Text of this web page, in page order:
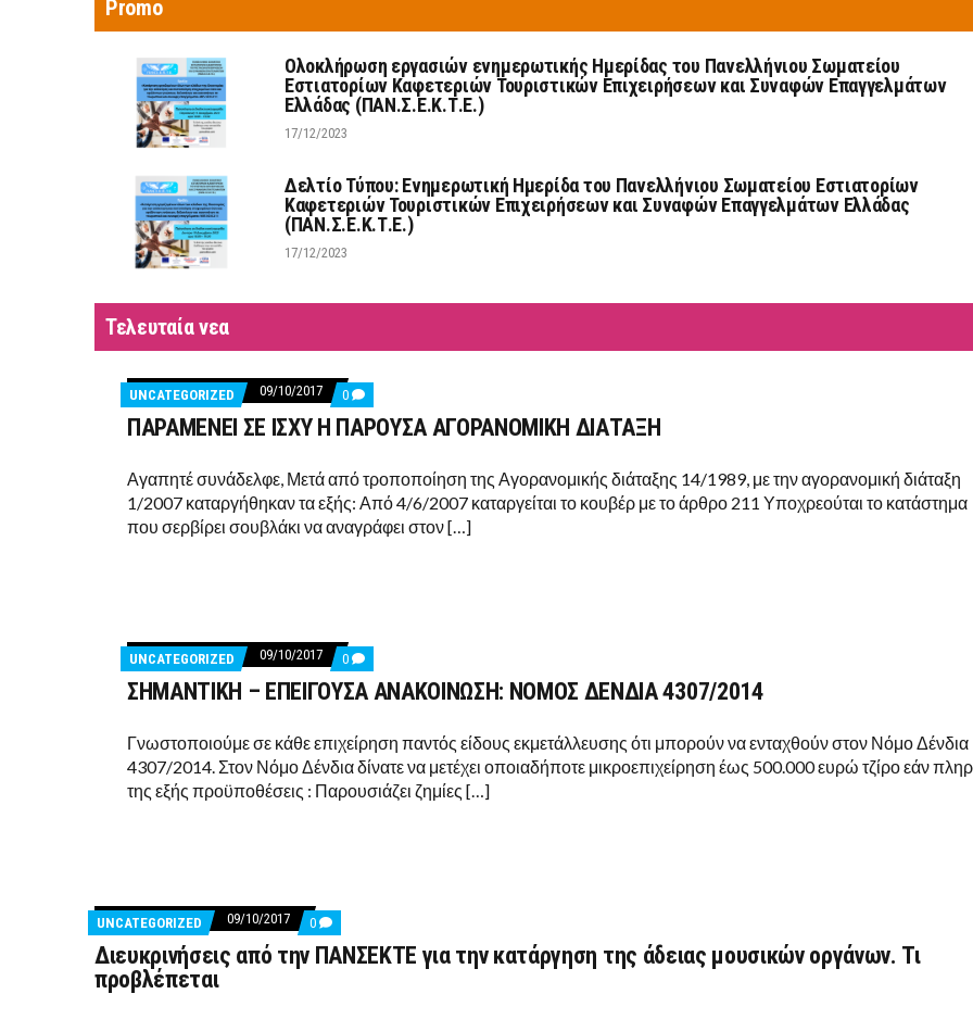
Promo
17/12/2023
Ολοκλήρωση εργασιών ενημερωτικής Ημερίδας του Πανελλήνιου Σωματείου
Εστιατορίων Καφετεριών Τουριστικών Επιχειρήσεων και Συναφών Επαγγελμάτων
Ελλάδας (ΠΑΝ.Σ.Ε.Κ.Τ.Ε.)
17/12/2023
Δελτίο Τύπου: Ενημερωτική Ημερίδα του Πανελλήνιου Σωματείου Εστιατορίων
Καφετεριών Τουριστικών Επιχειρήσεων και Συναφών Επαγγελμάτων Ελλάδας
(ΠΑΝ.Σ.Ε.Κ.Τ.Ε.)
Τελευταία νεα
UNCATEGORIZED 09/10/2017 0 COMMENTS
ON
ΠΑΡΑΜΕΝΕΙ
Η
ΠΑΡΟΥΣΑ
ΑΓΟΡΑΝΟΜΙΚΗ
ΔΙΑΤΑΞΗ
ΠΑΡΑΜΕΝΕΙ ΣΕ ΙΣΧΥ Η ΠΑΡΟΥΣΑ ΑΓΟΡΑΝΟΜΙΚΗ ΔΙΑΤΑΞΗ
Αγαπητέ συνάδελφε, Μετά από τροποποίηση της Αγορανομικής διάταξης 14/1989, με την αγορανομική διάταξη
1/2007 καταργήθηκαν τα εξής: Από 4/6/2007 καταργείται το κουβέρ με το άρθρο 211 Υποχρεούται το κατάστημα
που σερβίρει σουβλάκι να αναγράφει στον […]
UNCATEGORIZED 09/10/2017 0 COMMENTS
ON
ΣΗΜΑΝΤΙΚΗ
ΑΝΑΚΟΙΝΩΣΗ:
ΝΟΜΟΣ
ΔΕΝΔΙΑ
4307/2014
ΣΗΜΑΝΤΙΚΗ – ΕΠΕΙΓΟΥΣΑ ΑΝΑΚΟΙΝΩΣΗ: ΝΟΜΟΣ ΔΕΝΔΙΑ 4307/2014
Γνωστοποιούμε σε κάθε επιχείρηση παντός είδους εκμετάλλευσης ότι μπορούν να ενταχθούν στον Νόμο Δένδια
4307/2014. Στον Νόμο Δένδια δίνατε να μετέχει οποιαδήποτε μικροεπιχείρηση έως 500.000 ευρώ τζίρο εάν
της εξής προϋποθέσεις : Παρουσιάζει ζημίες […]
UNCATEGORIZED 09/10/2017 0 COMMENTS
ON
ΔΙΕΥΚΡΙΝΉΣΕΙΣ
Διευκρινήσεις από την ΠΑΝΣΕΚΤΕ για την κατάργηση της άδειας μουσικών οργάνων. Τι
προβλέπεται